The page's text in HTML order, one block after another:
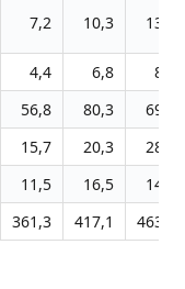
7,2 10,3 13,9
4,4 6,8
8,8
56,8 80,3
69,9
15,7 20,3
28,9
11,5 16,5
14,2
361,3 417,1 463,1